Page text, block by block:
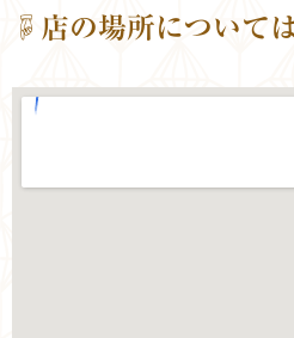
☟店の場所について